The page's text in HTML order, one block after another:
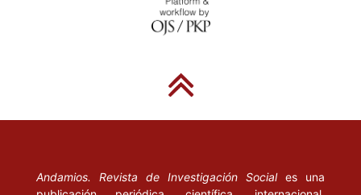
Andamios. Revista de Investigación Social es una